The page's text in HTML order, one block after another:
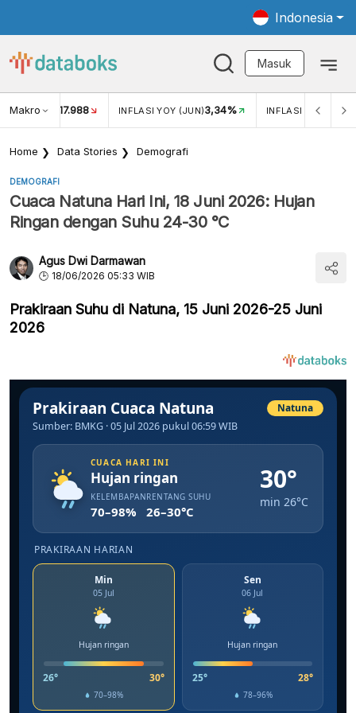
Indonesia
Masuk
Makro
USD/IDR 17.988 INFLASI YOY (JUN)3,34% INFLASI MOM
Home Data Stories Demografi
DEMOGRAFI
Cuaca Natuna Hari Ini, 18 Juni 2026: Hujan
Ringan dengan Suhu 24-30 °C
Agus Dwi Darmawan
18/06/2026 05:33 WIB
Prakiraan Suhu di Natuna, 15 Juni 2026-25 Juni
2026